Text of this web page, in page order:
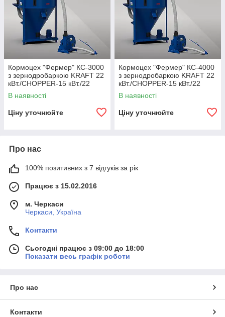
Кормоцех "Фермер" КС-3000
з зернодробаркою KRAFT 22
кВт./CHOPPER-15 кВт./22
кВт./30 кВт.
В наявності
Ціну уточнюйте
Кормоцех "Фермер" КС-4000
з зернодробаркою KRAFT 22
кВт./CHOPPER-15 кВт./22
кВт./30 кВт.
В наявності
Ціну уточнюйте
Про нас
100% позитивних з 7 відгуків за рік
Працює з 15.02.2016
м. Черкаси
Черкаси, Україна
Контакти
Сьогодні працює з 09:00 до 18:00
Показати весь графік роботи
Про нас
Контакти